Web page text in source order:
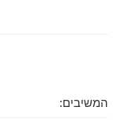
המשיבים: